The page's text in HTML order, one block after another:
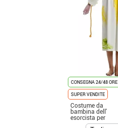
CONSEGNA 24/48 ORE
SUPER VENDITE
Costume da
bambina dell'
esorcista per
donna